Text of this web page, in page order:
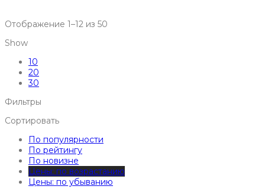
Отображение 1–12 из 50
Show
10
20
30
Фильтры
Сортировать
По популярности
По рейтингу
По новизне
Цены: по возрастанию
Цены: по убыванию